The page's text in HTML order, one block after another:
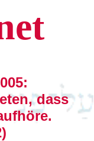
dass